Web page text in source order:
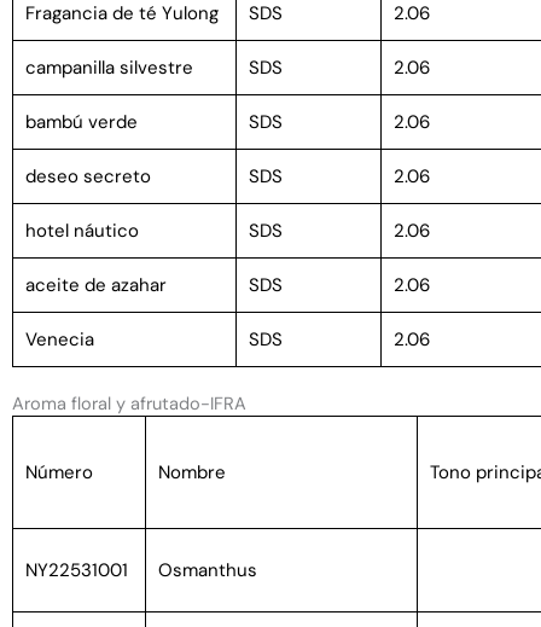
Fragancia de té Yulong SDS 2.06
campanilla silvestre SDS 2.06
bambú verde SDS 2.06
deseo secreto SDS 2.06
hotel náutico SDS 2.06
aceite de azahar SDS 2.06
Venecia SDS 2.06
Aroma floral y afrutado-IFRA
Número Nombre Tono
NY22531001 Osmanthus